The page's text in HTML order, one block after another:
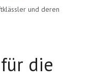
und deren
die